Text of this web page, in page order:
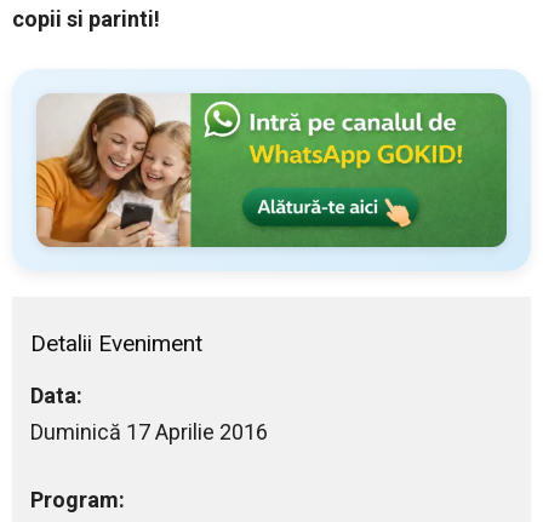
copii si parinti!
Detalii Eveniment
Data:
Duminică 17 Aprilie 2016
Program: